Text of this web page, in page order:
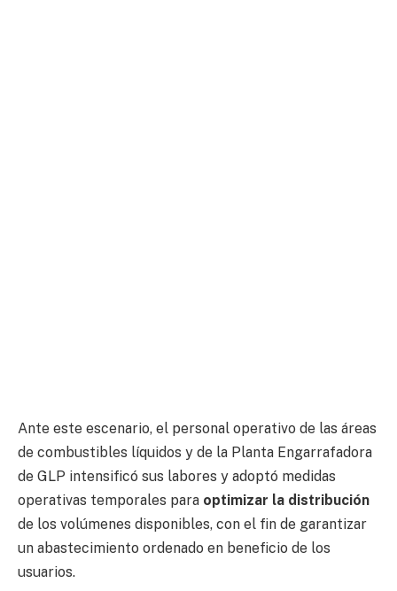
Ante este escenario, el personal operativo de las áreas
de combustibles líquidos y de la Planta Engarrafadora
de GLP intensificó sus labores y adoptó medidas
operativas temporales para optimizar la distribución
de los volúmenes disponibles, con el fin de garantizar
un abastecimiento ordenado en beneficio de los
usuarios.